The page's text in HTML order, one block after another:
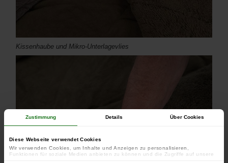
Zustimmung Details Über Cookies
Diese Webseite verwendet Cookies
Wir verwenden Cookies, um Inhalte und Anzeigen zu personalisieren,
Funktionen für soziale Medien anbieten zu können und die Zugriffe auf unsere
Kissenhaube und Mikro-Unterlagevlies